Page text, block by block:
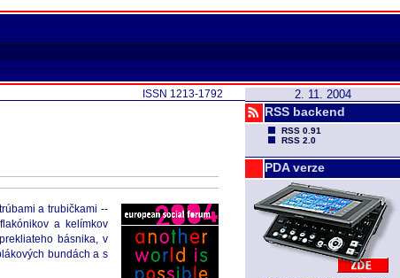
2. 11. 2004
RSS backend
RSS 0.91
RSS 2.0
PDA verze
ISSN 1213-1792
a trubičkami --
a kelímkov
básnika, v
bundách a s